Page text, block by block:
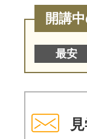
開講
最安